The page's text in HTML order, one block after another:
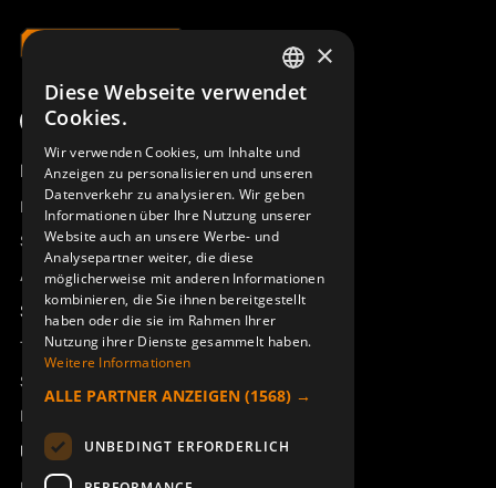
DRUCKTASTENFELD MC11
950068-000
AKKUKASSETTE J/M/T-RX
STOPPTASTE M. KABEL
MC11/110
949962-000
J/M ERA 100J
Produktübersicht
Remotus
Sesam
Access_Ctrl
Support
Technischer Support
Service buchen
Handbücher und Videoanleitungen
Über Åkerströms
SWEDISH
DEUTSCH
×
Diese Webseite verwendet
Cookies.
Wir verwenden Cookies, um Inhalte und
Anzeigen zu personalisieren und unseren
Datenverkehr zu analysieren. Wir geben
Informationen über Ihre Nutzung unserer
Website auch an unsere Werbe- und
Analysepartner weiter, die diese
möglicherweise mit anderen Informationen
kombinieren, die Sie ihnen bereitgestellt
haben oder die sie im Rahmen Ihrer
Nutzung ihrer Dienste gesammelt haben.
Weitere Informationen
ALLE PARTNER ANZEIGEN (1568) →
UNBEDINGT ERFORDERLICH